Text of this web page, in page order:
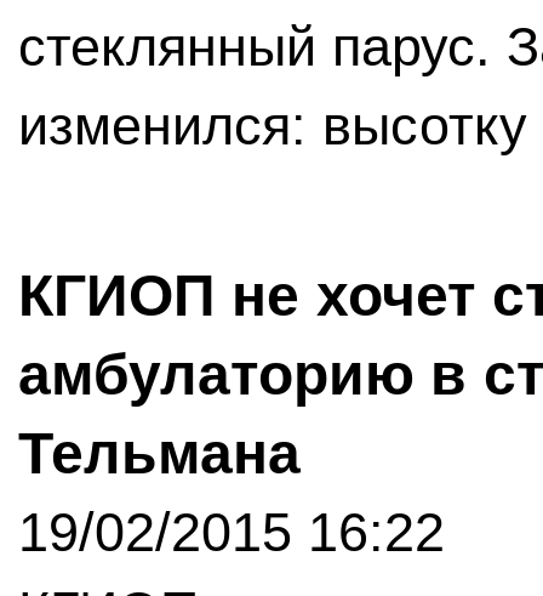
стеклянный парус.
изменился:
КГИОП не хочет
амбулаторию в
Тельмана
19/02/2015 16:22